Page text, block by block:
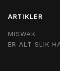
ARTIKLER
MISWAK
ER ALT SLIK